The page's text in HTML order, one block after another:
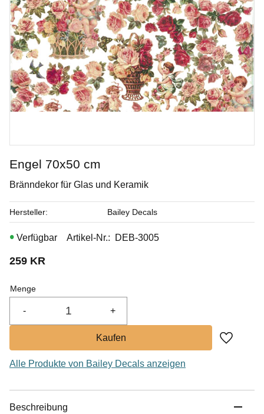
Stengodslera - drejning / skulptering 25% chamotte 0-0,2 mm
Engel 70x50 cm
Bränndekor für Glas und Keramik
259 KR
Menge
+
-
Zu
Artikel-Nr. DEB-3005
Hersteller Bailey Decals
Alle Produkte von Bailey Decals anzeigen
Beschreibung